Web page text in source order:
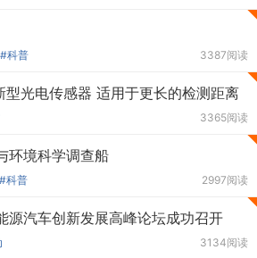
#科普 3387阅读
光电传感器 适用于更长的检测距离
3365阅读
环境科学调查船
#科普 2997阅读
源汽车创新发展高峰论坛成功召开
3134阅读